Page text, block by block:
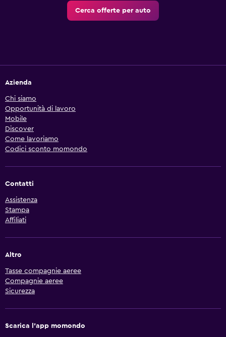
Cerca offerte per auto
Azienda
Chi siamo
Opportunità di lavoro
Mobile
Discover
Come lavoriamo
Codici sconto momondo
Contatti
Assistenza
Stampa
Affiliati
Altro
Tasse compagnie aeree
Compagnie aeree
Sicurezza
Scarica l'app momondo